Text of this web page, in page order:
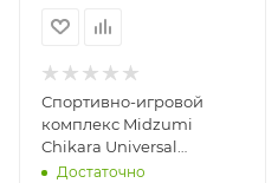
Спортивно-игровой
комплекс Midzumi
Chikara Universal
(Качели цепные)
Достаточно